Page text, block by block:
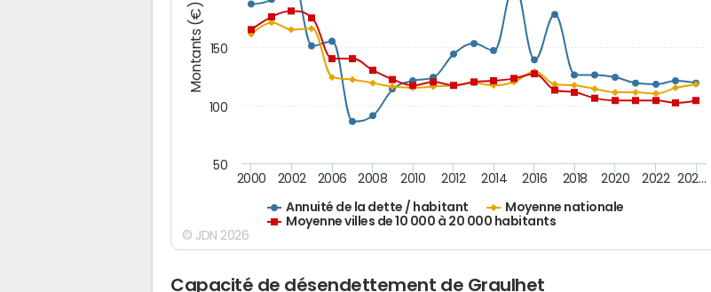
Montants (€)
Annuité de la dette / habitant
Moyenne nationale
Moyenne villes de 10 000 à 20 000 habitants
2000 2002 2006 2008 2010 2012 2014 2016 2018 2020 2022 202…
50
100
150
© JDN 2026
Capacité de désendettement de Graulhet